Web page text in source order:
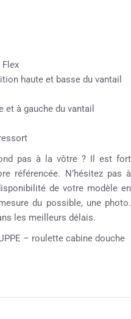
haute et basse du vantail
à gauche du vantail
pas à la vôtre ? Il est fort
référencée. N’hésitez pas à
de votre modèle en
du possible, une photo.
les meilleurs délais.
– roulette cabine douche